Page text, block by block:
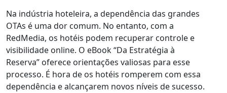
Na indústria hoteleira, a dependência das grandes
OTAs é uma dor comum. No entanto, com a
RedMedia, os hotéis podem recuperar controle e
visibilidade online. O eBook “Da Estratégia à
Reserva” oferece orientações valiosas para esse
processo. É hora de os hotéis romperem com essa
dependência e alcançarem novos níveis de sucesso.